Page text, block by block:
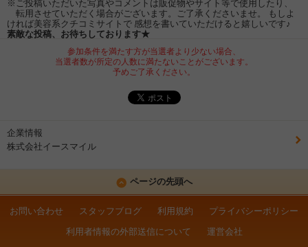
※ご投稿いただいた写真やコメントは販促物やサイト等で使用したり、
転用させていただく場合がございます。ご了承くださいませ。 もしよ
ければ美容系クチコミサイトで 感想を書いていただけると嬉しいです♪
素敵な投稿、お待ちしております★
参加条件を満たす方が当選者より少ない場合、
当選者数が所定の人数に満たないことがございます。
予めご了承ください。
企業情報
株式会社イースマイル
ページの先頭へ
お問い合わせ スタッフブログ 利用規約
プライバシーポリシー
利用者情報の外部送信について
運営会社